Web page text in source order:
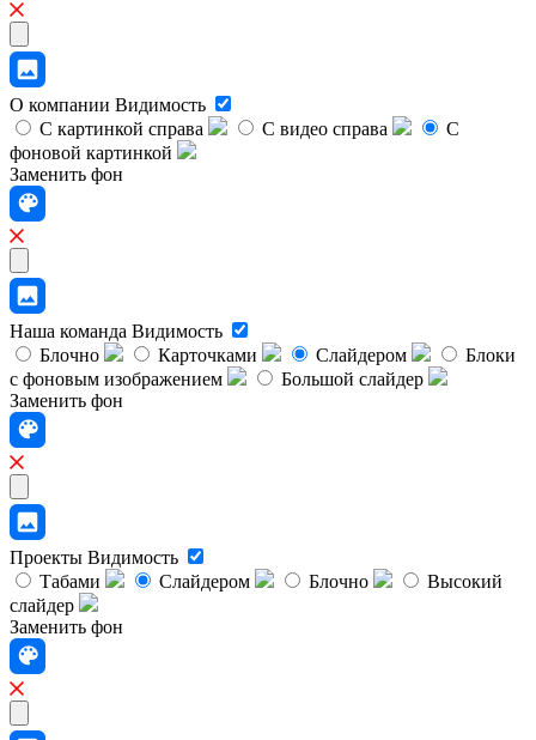
О компании Видимость
С картинкой справа
С видео справа
С
фоновой картинкой
Заменить фон
Наша команда Видимость
Блочно
Карточками Слайдером
Блоки
с фоновым изображением
Большой слайдер
Заменить фон
Проекты Видимость
Табами
Слайдером Блочно
Высокий
слайдер
Заменить фон